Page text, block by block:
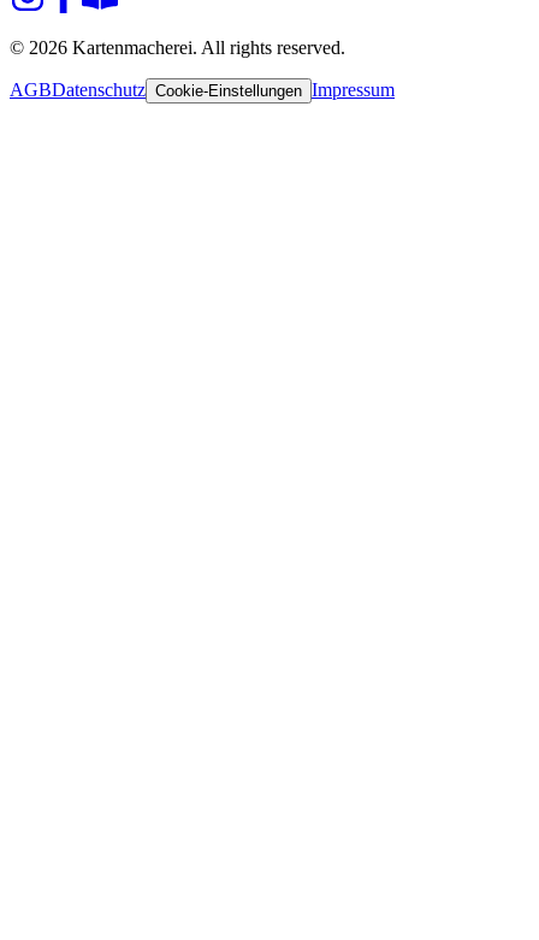
© 2026 Kartenmacherei. All rights reserved.
AGBDatenschutz Cookie-Einstellungen Impressum